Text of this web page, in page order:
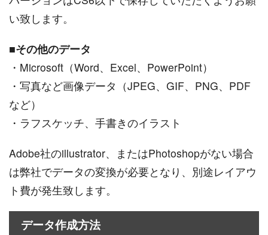
い致します。
■その他のデータ
・Microsoft（Word、Excel、PowerPoint）
・写真など画像データ（JPEG、GIF、PNG、PDF
など）
・ラフスケッチ、手書きのイラスト
Adobe社のillustrator、またはPhotoshopがない場合
は弊社でデータの変換が必要となり、別途レイアウ
ト費が発生致します。
データ作成方法